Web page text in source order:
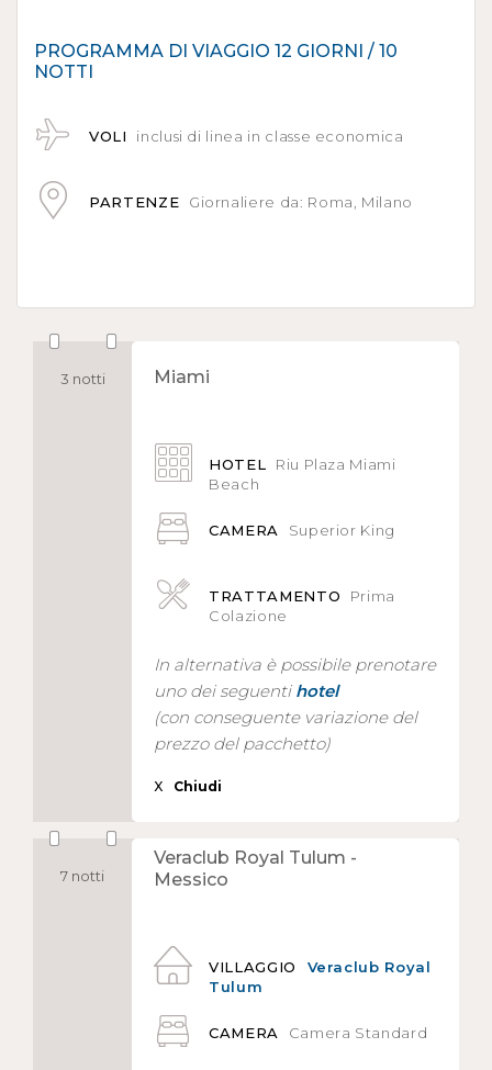
PROGRAMMA DI VIAGGIO 12 GIORNI / 10
NOTTI
VOLI inclusi di linea in classe economica
PARTENZE Giornaliere da: Roma, Milano
3 notti Miami
HOTEL
Riu Plaza Miami
Beach
CAMERA Superior King
TRATTAMENTO
Prima
Colazione
In alternativa è possibile prenotare
uno dei seguenti hotel
(con conseguente variazione del
prezzo del pacchetto)
X Chiudi
7 notti
Veraclub Royal Tulum -
Messico
VILLAGGIO
Veraclub Royal
Tulum
CAMERA Camera Standard